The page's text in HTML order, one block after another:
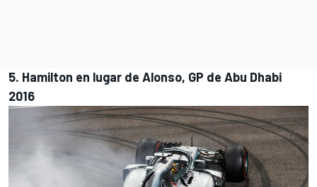
5. Hamilton en lugar de Alonso, GP de Abu Dhabi
2016